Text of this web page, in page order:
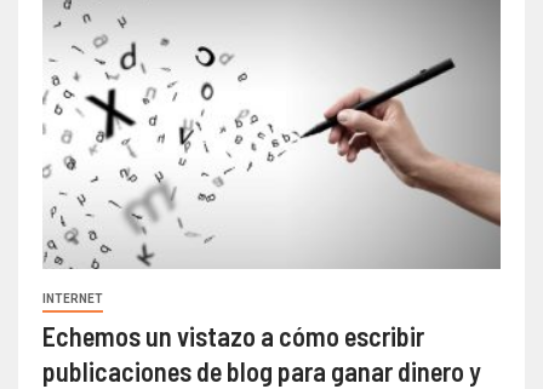
INTERNET
Echemos un vistazo a cómo escribir
publicaciones de blog para ganar dinero y